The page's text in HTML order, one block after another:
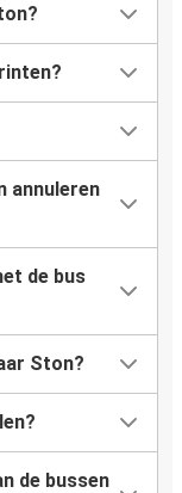
annuleren
de bus
Ston?
de bussen